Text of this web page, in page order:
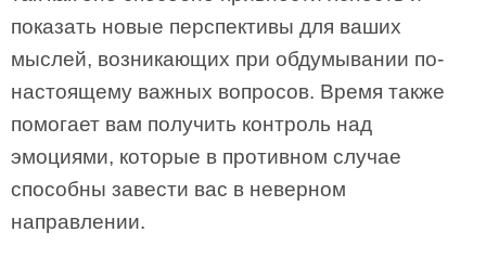
показать новые перспективы для ваших
мыслей, возникающих при обдумывании по-
настоящему важных вопросов. Время также
помогает вам получить контроль над
эмоциями, которые в противном случае
способны завести вас в неверном
направлении.